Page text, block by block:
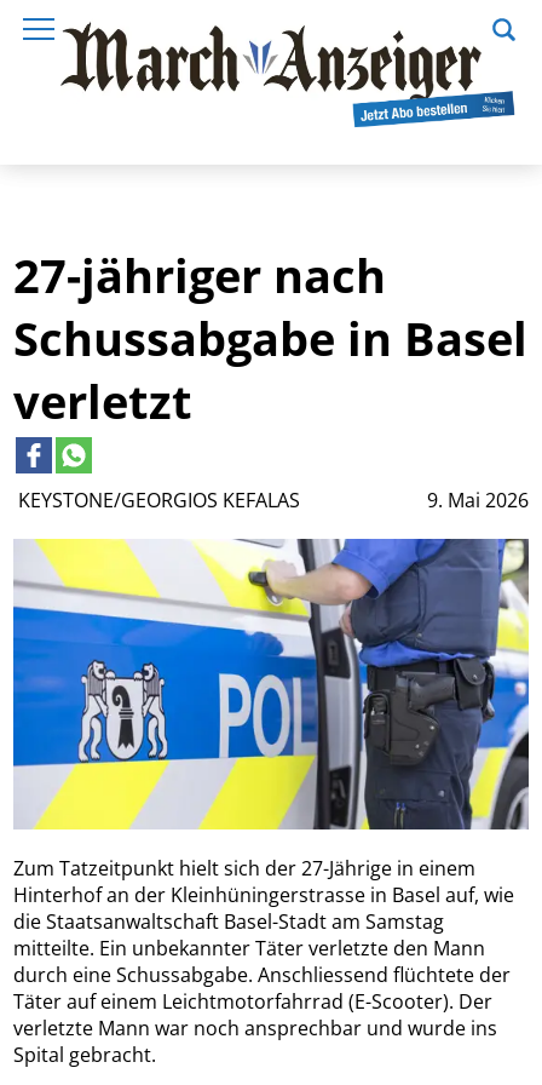
KEYSTONE/GEORGIOS KEFALAS 9. Mai 2026
27-jähriger nach
Schussabgabe in Basel
verletzt
Zum Tatzeitpunkt hielt sich der 27-Jährige in einem
Hinterhof an der Kleinhüningerstrasse in Basel auf, wie
die Staatsanwaltschaft Basel-Stadt am Samstag
mitteilte. Ein unbekannter Täter verletzte den Mann
durch eine Schussabgabe. Anschliessend flüchtete der
Täter auf einem Leichtmotorfahrrad (E-Scooter). Der
verletzte Mann war noch ansprechbar und wurde ins
Spital gebracht.